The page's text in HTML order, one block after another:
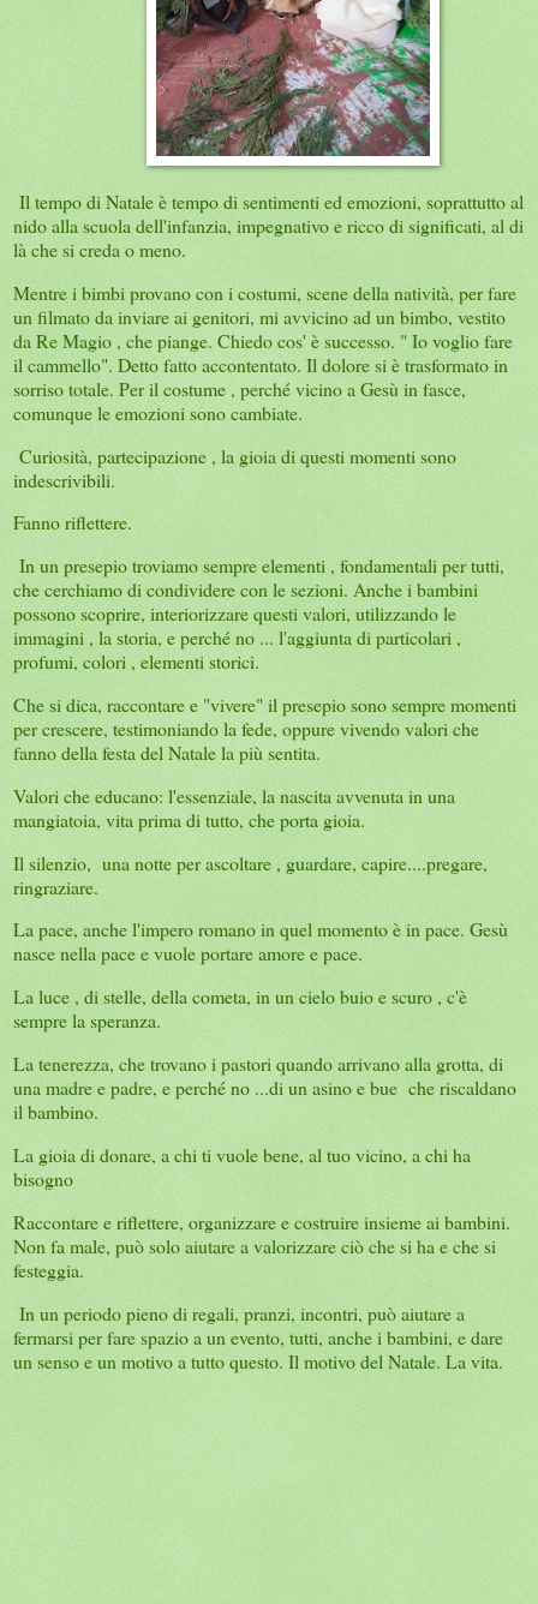
Il tempo di Natale è tempo di sentimenti ed emozioni, soprattutto al
nido alla scuola dell'infanzia, impegnativo e ricco di significati, al di
là che si creda o meno.
Mentre i bimbi provano con i costumi, scene della natività, per fare
un filmato da inviare ai genitori, mi avvicino ad un bimbo, vestito
da Re Magio , che piange. Chiedo cos' è successo. " Io voglio fare
il cammello". Detto fatto accontentato. Il dolore si è trasformato in
sorriso totale. Per il costume , perché vicino a Gesù in fasce,
comunque le emozioni sono cambiate.
Curiosità, partecipazione , la gioia di questi momenti sono
indescrivibili.
Fanno riflettere.
In un presepio troviamo sempre elementi , fondamentali per tutti,
che cerchiamo di condividere con le sezioni. Anche i bambini
possono scoprire, interiorizzare questi valori, utilizzando le
immagini , la storia, e perché no ... l'aggiunta di particolari ,
profumi, colori , elementi storici.
Che si dica, raccontare e "vivere" il presepio sono sempre momenti
per crescere, testimoniando la fede, oppure vivendo valori che
fanno della festa del Natale la più sentita.
Valori che educano: l'essenziale, la nascita avvenuta in una
mangiatoia, vita prima di tutto, che porta gioia.
Il silenzio, una notte per ascoltare , guardare, capire....pregare,
ringraziare.
La pace, anche l'impero romano in quel momento è in pace. Gesù
nasce nella pace e vuole portare amore e pace.
La luce , di stelle, della cometa, in un cielo buio e scuro , c'è
sempre la speranza.
La tenerezza, che trovano i pastori quando arrivano alla grotta, di
una madre e padre, e perché no ...di un asino e bue che riscaldano
il bambino.
La gioia di donare, a chi ti vuole bene, al tuo vicino, a chi ha
bisogno
Raccontare e riflettere, organizzare e costruire insieme ai bambini.
Non fa male, può solo aiutare a valorizzare ciò che si ha e che si
festeggia.
In un periodo pieno di regali, pranzi, incontri, può aiutare a
fermarsi per fare spazio a un evento, tutti, anche i bambini, e dare
un senso e un motivo a tutto questo. Il motivo del Natale. La vita.